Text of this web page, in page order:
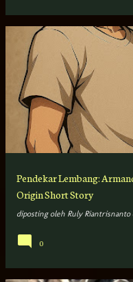
Pendekar Lembang:
Origin Short Story
diposting oleh Ruly Riantrisnanto
0